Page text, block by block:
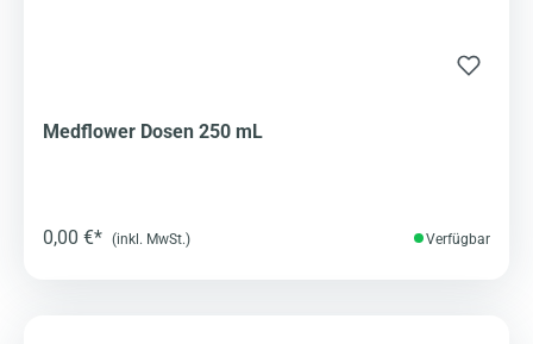
Medflower Dosen 250 mL
0,00 €* (inkl. MwSt.) Verfügbar